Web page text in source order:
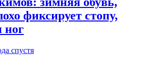
фиксирует стопу,
ног
спустя